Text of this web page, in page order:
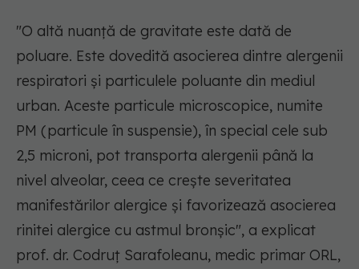
"O altă nuanță de gravitate este dată de
poluare. Este dovedită asocierea dintre alergenii
respiratori și particulele poluante din mediul
urban. Aceste particule microscopice, numite
PM (particule în suspensie), în special cele sub
2,5 microni, pot transporta alergenii până la
nivel alveolar, ceea ce crește severitatea
manifestărilor alergice și favorizează asocierea
rinitei alergice cu astmul bronșic", a explicat
prof. dr. Codruț Sarafoleanu, medic primar ORL,